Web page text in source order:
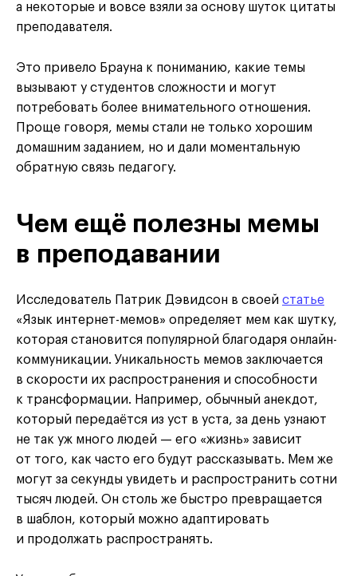
а некоторые и вовсе взяли за основу шуток цитаты
преподавателя.
Это привело Брауна к пониманию, какие темы
вызывают у студентов сложности и могут
потребовать более внимательного отношения.
Проще говоря, мемы стали не только хорошим
домашним заданием, но и дали моментальную
обратную связь педагогу.
Чем ещё полезны мемы
в преподавании
Исследователь Патрик Дэвидсон в своей статье
«Язык интернет-мемов» определяет мем как шутку,
которая становится популярной благодаря онлайн-
коммуникации. Уникальность мемов заключается
в скорости их распространения и способности
к трансформации. Например, обычный анекдот,
который передаётся из уст в уста, за день узнают
не так уж много людей — его «жизнь» зависит
от того, как часто его будут рассказывать. Мем же
могут за секунды увидеть и распространить сотни
тысяч людей. Он столь же быстро превращается
в шаблон, который можно адаптировать
и продолжать распространять.